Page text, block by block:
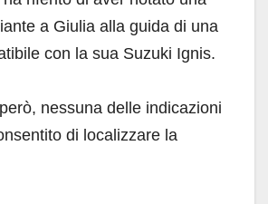
a Giulia alla guida di una
con la sua Suzuki Ignis.
nessuna delle indicazioni
di localizzare la